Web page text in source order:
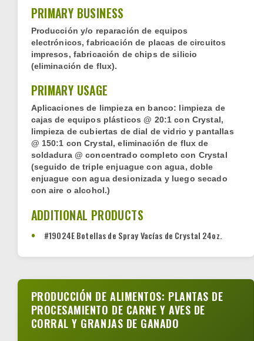
PRIMARY BUSINESS
Producción y/o reparación de equipos
electrónicos, fabricación de placas de circuitos
impresos, fabricación de chips de silicio
(eliminación de flux).
PRIMARY USAGE
Aplicaciones de limpieza en banco: limpieza de
cajas de equipos plásticos @ 20:1 con Crystal,
limpieza de cubiertas de dial de vidrio y pantallas
@ 150:1 con Crystal, eliminación de flux de
soldadura @ concentrado completo con Crystal
(seguido de triple enjuague con agua, doble
enjuague con agua desionizada y luego secado
con aire o alcohol.)
ADDITIONAL PRODUCTS
#19024E Botellas de Spray Vacías de Crystal 24oz.
PRODUCCIÓN DE ALIMENTOS: PLANTAS DE
PROCESAMIENTO DE CARNE Y AVES DE
CORRAL Y GRANJAS DE GANADO